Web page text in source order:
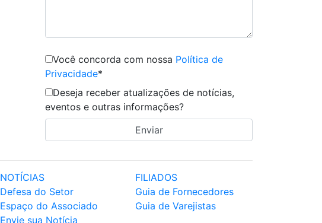
Você concorda com nossa Política de
Privacidade*
Deseja receber atualizações de notícias,
eventos e outras informações?
NOTÍCIAS
Defesa do Setor
Espaço do Associado
Envie sua Notícia
FILIADOS
Guia de Fornecedores
Guia de Varejistas